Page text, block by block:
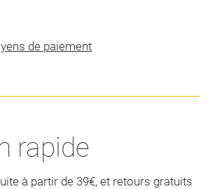
de paiement
rapide
à partir de 39€, et retours gratuits